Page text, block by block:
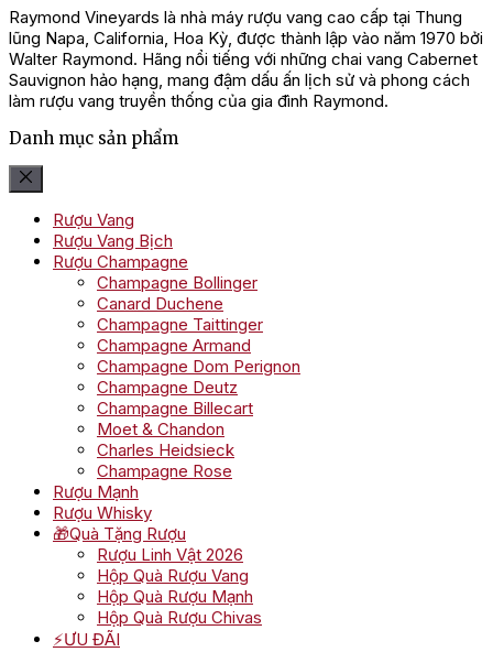
Raymond Vineyards là nhà máy rượu vang cao cấp tại Thung
lũng Napa, California, Hoa Kỳ, được thành lập vào năm 1970 bởi
Walter Raymond. Hãng nổi tiếng với những chai vang Cabernet
Sauvignon hảo hạng, mang đậm dấu ấn lịch sử và phong cách
làm rượu vang truyền thống của gia đình Raymond.
Danh mục sản phẩm
Rượu Vang
Rượu Vang Bịch
Rượu Champagne
Champagne Bollinger
Canard Duchene
Champagne Taittinger
Champagne Armand
Champagne Dom Perignon
Champagne Deutz
Champagne Billecart
Moet & Chandon
Charles Heidsieck
Champagne Rose
Rượu Mạnh
Rượu Whisky
🎁Quà Tặng Rượu
Rượu Linh Vật 2026
Hộp Quà Rượu Vang
Hộp Quà Rượu Mạnh
Hộp Quà Rượu Chivas
⚡ƯU ĐÃI